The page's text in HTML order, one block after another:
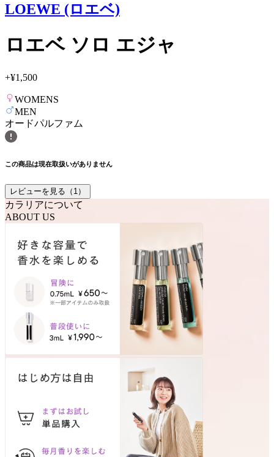
LOEWE (ロエベ)
ロエベ ソロ エジャ
+¥1,500
WOMENS
MEN
オードパルファム
この商品は現在取扱いがありません
レビューを見る（ 1 ）
カラリアについて
ABOUT US